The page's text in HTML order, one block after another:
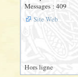
Messages : 409
Site Web
Hors ligne